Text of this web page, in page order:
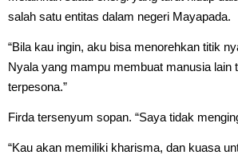
salah satu entitas dalam negeri Mayapada.
“Bila kau ingin, aku bisa menorehkan titik
Nyala yang mampu membuat manusia lain
terpesona.”
Firda tersenyum sopan. “Saya tidak
“Kau akan memiliki kharisma, dan kuasa